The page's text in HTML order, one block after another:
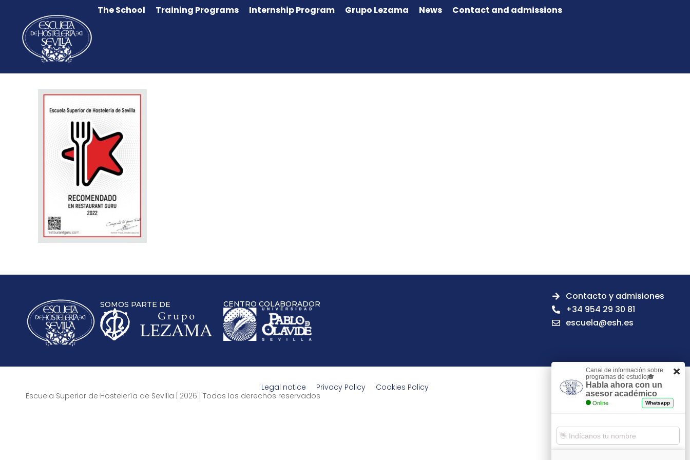
The School Training Programs Internship Program Grupo Lezama News Contact and admissions
SOMOS PARTE DE CENTRO COLABORADOR
Contacto y admisiones
+34 954 29 30 81
escuela@esh.es
Legal notice Privacy Policy
Cookies Policy
Escuela Superior de Hostelería de Sevilla | 2026 | Todos los derechos reservados
Canal de información sobre
programas de estudio🎓
Habla ahora con un
asesor académico
Online Whatsapp